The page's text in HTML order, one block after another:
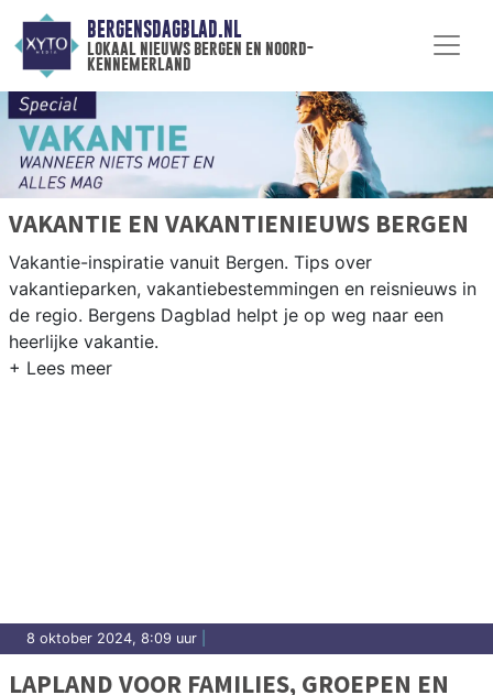
BERGENSDAGBLAD.NL
lokaal nieuws bergen en noord-
kennemerland
VAKANTIE EN VAKANTIENIEUWS BERGEN
Vakantie-inspiratie vanuit Bergen. Tips over
vakantieparken, vakantiebestemmingen en reisnieuws in
de regio. Bergens Dagblad helpt je op weg naar een
heerlijke vakantie.
8 oktober 2024, 8:09 uur
LAPLAND VOOR FAMILIES, GROEPEN EN